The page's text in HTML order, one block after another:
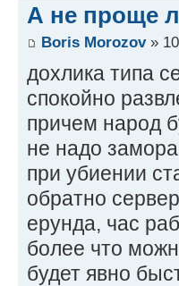
А не проще
Boris Morozov»
дохлика типа
спокойно
причем народ
не надо
при убиении
обратно
ерунда, час
более что
будет явно